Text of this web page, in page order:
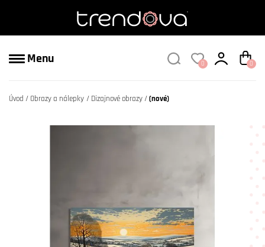
Menu 0 0
Úvod Obrazy a nálepky Dizajnové obrazy (nové)